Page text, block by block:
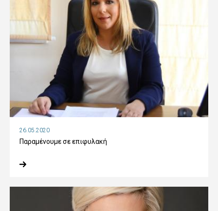
26.05.2020
Παραμένουμε σε επιφυλακή